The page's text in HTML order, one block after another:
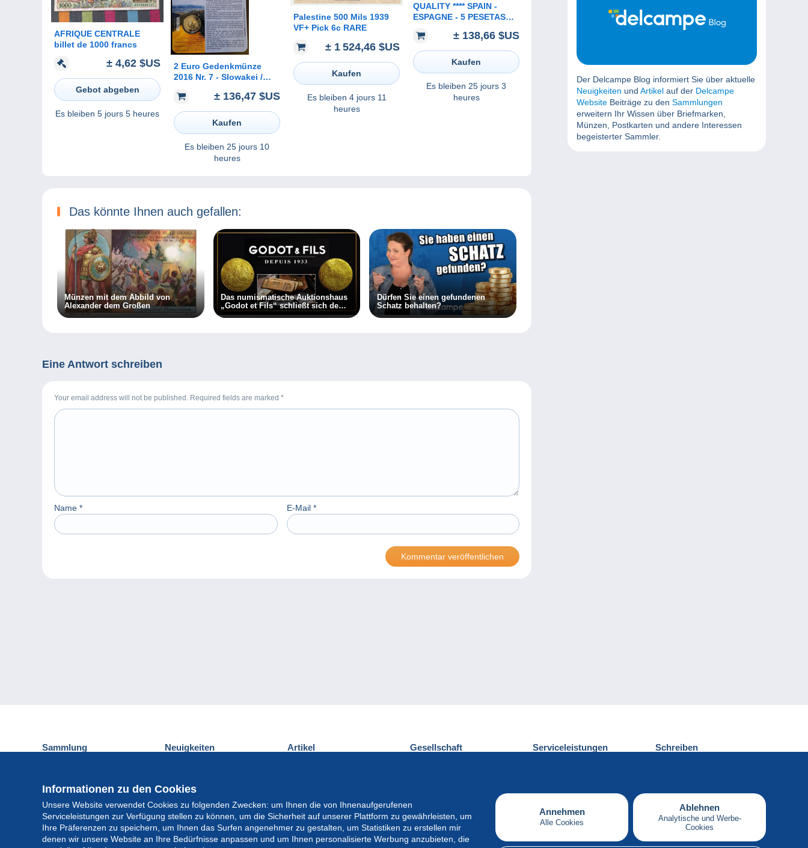
AFRIQUE CENTRALE
billet de 1000 francs
± 4,62 $US
Gebot abgeben
Es bleiben 5 jours 5 heures
2 Euro Gedenkmünze
2016 Nr. 7 - Slowakei /
Coincard
± 136,47 $US
Kaufen
Es bleiben 25 jours 10
heures
Palestine 500 Mils 1939
VF+ Pick 6c RARE
± 1 524,46 $US
Kaufen
Es bleiben 4 jours 11
heures
QUALITY **** SPAIN -
ESPAGNE - 5 PESETAS
SILVER -ARGENT **** EN
ACHAT IMMEDIAT !!!
± 138,66 $US
Kaufen
Es bleiben 25 jours 3
heures
Das könnte Ihnen auch gefallen:
Münzen mit dem Abbild von
Alexander dem Großen
Das numismatische Auktionshaus
„Godot et Fils“ schließt sich dem
Marktplatz von Delcampe an
Dürfen Sie einen gefundenen
Schatz behalten?
Eine Antwort schreiben
Your email address will not be published. Required fields are marked *
Name * E-Mail *
Der Delcampe Blog informiert Sie über aktuelle
Neuigkeiten und Artikel auf der Delcampe
Website Beiträge zu den Sammlungen
erweitern Ihr Wissen über Briefmarken,
Münzen, Postkarten und andere Interessen
begeisterter Sammler.
Informationen zu den Cookies
Unsere Website verwendet Cookies zu folgenden Zwecken: um Ihnen die von Ihnenaufgerufenen
Serviceleistungen zur Verfügung stellen zu können, um die Sicherheit auf unserer Plattform zu gewährleisten, um
Ihre Präferenzen zu speichern, um Ihnen das Surfen angenehmer zu gestalten, um Statistiken zu erstellen mir
denen wir unsere Website an Ihre Bedürfnisse anpassen und um Ihnen personalisierte Werbung anzubieten, die
Annehmen
Alle Cookies
Ablehnen
Analytische und Werbe-
Cookies
Sammlung
Münzen und Banknoten
Andere Sammlungen
Neuigkeiten Artikel Gesellschaft Serviceleistungen Schreiben